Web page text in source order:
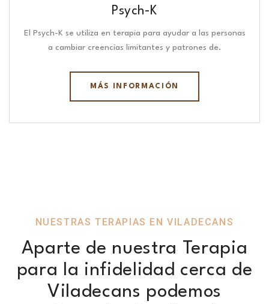
Psych-K
El Psych-K se utiliza en terapia para ayudar a las personas
a cambiar creencias limitantes y patrones de.
MÁS INFORMACIÓN
NUESTRAS TERAPIAS EN VILADECANS
Aparte de nuestra Terapia
para la infidelidad cerca de
Viladecans podemos